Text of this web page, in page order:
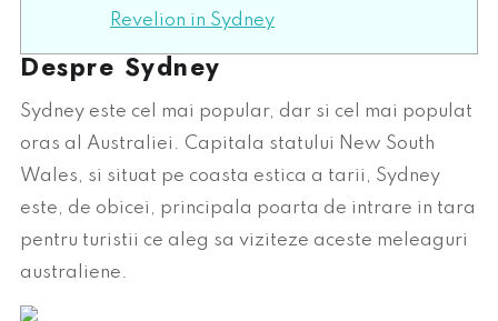
Revelion in Sydney
Despre Sydney
Sydney este cel mai popular, dar si cel mai populat
oras al Australiei. Capitala statului New South
Wales, si situat pe coasta estica a tarii, Sydney
este, de obicei, principala poarta de intrare in tara
pentru turistii ce aleg sa viziteze aceste meleaguri
australiene.